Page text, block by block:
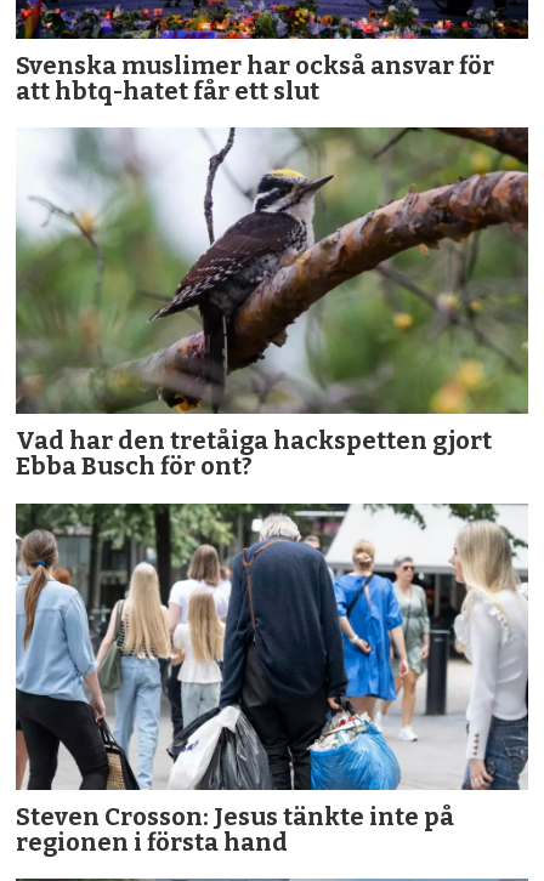
Svenska muslimer har också ansvar för
att hbtq-hatet får ett slut
Vad har den tretåiga hackspetten gjort
Ebba Busch för ont?
Steven Crosson: Jesus tänkte inte på
regionen i första hand